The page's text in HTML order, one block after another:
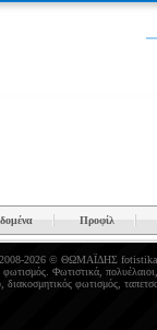
Προφίλ
2026 © ΘΩΜΑΪΔΗΣ
φωτισμός. Φωτιστικά, πολυέλαιοι
, διακοσμητικός φωτισμός,